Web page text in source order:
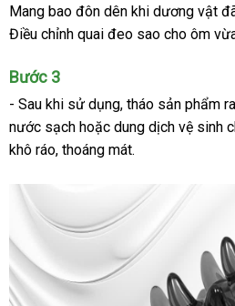
Mang bao đôn dên khi dương vật
Điều chỉnh quai đeo sao cho ôm
Bước 3
- Sau khi sử dụng, tháo sản phẩm
nước sạch hoặc dung dịch vệ sinh
khô ráo, thoáng mát.